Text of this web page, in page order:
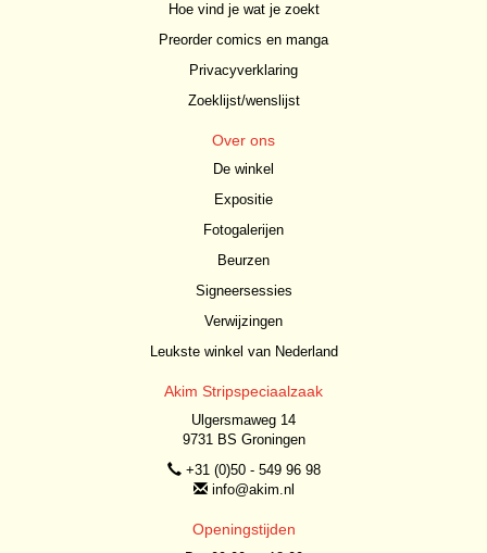
Hoe vind je wat je zoekt
Preorder comics en manga
Privacyverklaring
Zoeklijst/wenslijst
Over ons
De winkel
Expositie
Fotogalerijen
Beurzen
Signeersessies
Verwijzingen
Leukste winkel van Nederland
Akim Stripspeciaalzaak
Ulgersmaweg 14
9731 BS Groningen
+31 (0)50 - 549 96 98
info@akim.nl
Openingstijden